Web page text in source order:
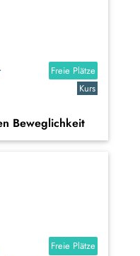
Freie Plätze
Kurs
Beweglichkeit
Freie Plätze